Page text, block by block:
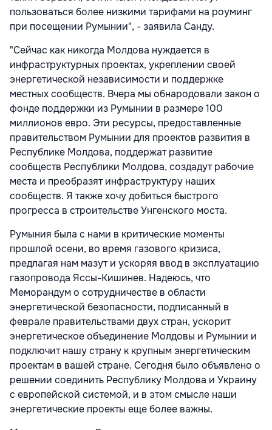
пользоваться более низкими тарифами на роуминг
при посещении Румынии", - заявила Санду.
"Сейчас как никогда Молдова нуждается в
инфраструктурных проектах, укреплении своей
энергетической независимости и поддержке
местных сообществ. Вчера мы обнародовали закон о
фонде поддержки из Румынии в размере 100
миллионов евро. Эти ресурсы, предоставленные
правительством Румынии для проектов развития в
Республике Молдова, поддержат развитие
сообществ Республики Молдова, создадут рабочие
места и преобразят инфраструктуру наших
сообществ. Я также хочу добиться быстрого
прогресса в строительстве Унгенского моста.
Румыния была с нами в критические моменты
прошлой осени, во время газового кризиса,
предлагая нам мазут и ускоряя ввод в эксплуатацию
газопровода Яссы-Кишинев. Надеюсь, что
Меморандум о сотрудничестве в области
энергетической безопасности, подписанный в
феврале правительствами двух стран, ускорит
энергетическое объединение Молдовы и Румынии и
подключит нашу страну к крупным энергетическим
проектам в вашей стране. Сегодня было объявлено о
решении соединить Республику Молдова и Украину
с европейской системой, и в этом смысле наши
энергетические проекты еще более важны.